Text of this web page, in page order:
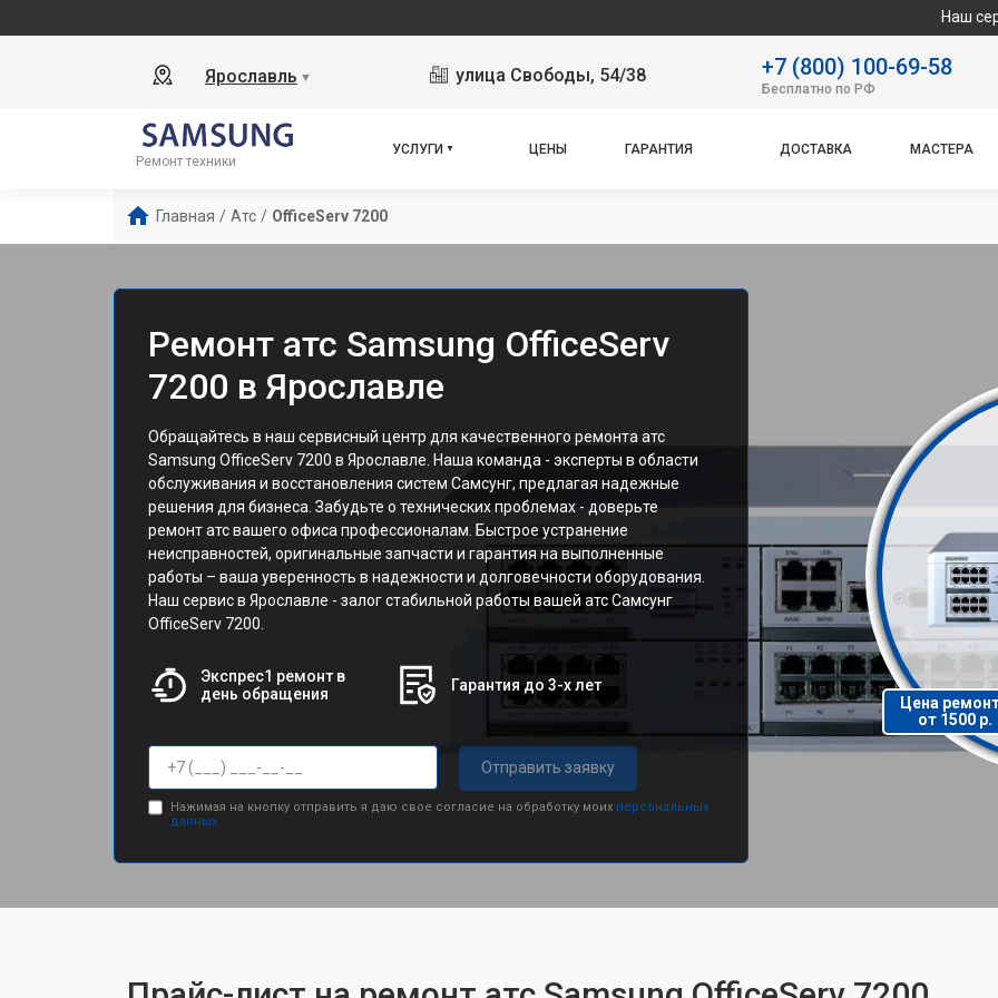
Наш сервисный
Ярославль ▼ улица Свободы, 54/38 +7 (800) 100-69-58
Бесплатно по РФ
Ремонт техники
УСЛУГИ ЦЕНЫ ГАРАНТИЯ ДОСТАВКА МАСТЕРА
Главная / Атс / OfficeServ 7200
Ремонт атс Samsung OfficeServ
7200 в Ярославле
Обращайтесь в наш сервисный центр для качественного ремонта атс
Samsung OfficeServ 7200 в Ярославле. Наша команда - эксперты в области
обслуживания и восстановления систем Самсунг, предлагая надежные
решения для бизнеса. Забудьте о технических проблемах - доверьте
ремонт атс вашего офиса профессионалам. Быстрое устранение
неисправностей, оригинальные запчасти и гарантия на выполненные
работы – ваша уверенность в надежности и долговечности оборудования.
Наш сервис в Ярославле - залог стабильной работы вашей атс Самсунг
OfficeServ 7200.
Экспрес1 ремонт в
день обращения
Гарантия до 3-х лет
Отправить заявку
Нажимая на кнопку отправить я даю свое согласие на обработку моих персональных
данных.
Цена
от 1500 р.